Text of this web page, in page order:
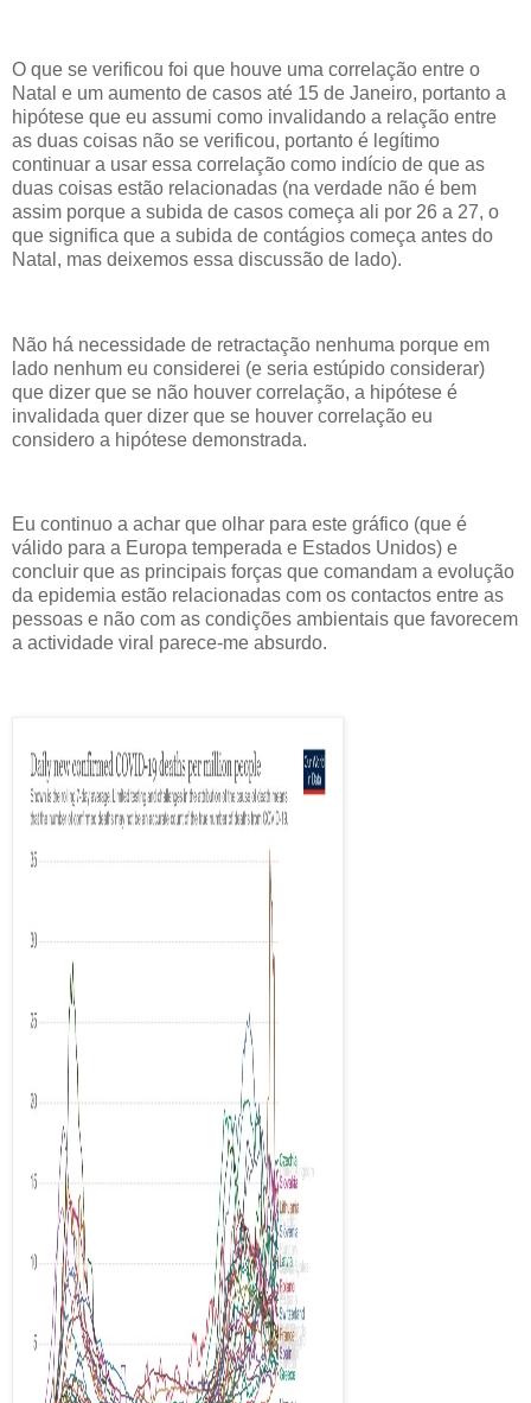
O que se verificou foi que houve uma correlação entre o
Natal e um aumento de casos até 15 de Janeiro, portanto a
hipótese que eu assumi como invalidando a relação entre
as duas coisas não se verificou, portanto é legítimo
continuar a usar essa correlação como indício de que as
duas coisas estão relacionadas (na verdade não é bem
assim porque a subida de casos começa ali por 26 a 27, o
que significa que a subida de contágios começa antes do
Natal, mas deixemos essa discussão de lado).
Não há necessidade de retractação nenhuma porque em
lado nenhum eu considerei (e seria estúpido considerar)
que dizer que se não houver correlação, a hipótese é
invalidada quer dizer que se houver correlação eu
considero a hipótese demonstrada.
Eu continuo a achar que olhar para este gráfico (que é
válido para a Europa temperada e Estados Unidos) e
concluir que as principais forças que comandam a evolução
da epidemia estão relacionadas com os contactos entre as
pessoas e não com as condições ambientais que favorecem
a actividade viral parece-me absurdo.